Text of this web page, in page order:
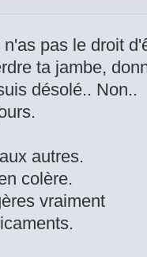
pas le droit
ta jambe,
désolé.. Non..
autres.
colère.
vraiment